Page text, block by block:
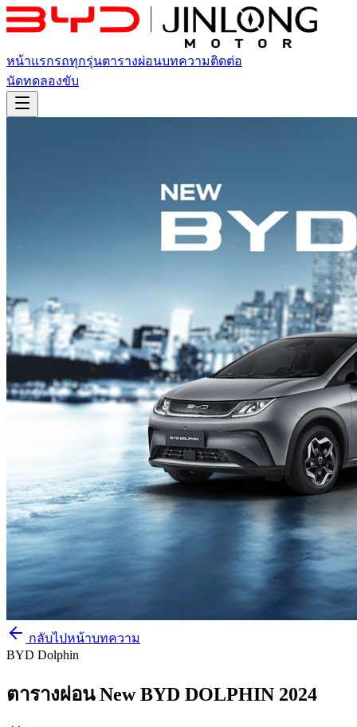
หน้าแรกรถทุกรุ่นตารางผ่อนบทความติดต่อ
นัดทดลองขับ
กลับไปหน้าบทความ
BYD Dolphin
ตารางผ่อน New BYD DOLPHIN 2024